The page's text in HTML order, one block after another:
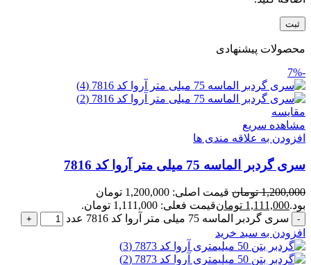
محصولات پیشنهادی
-7%
مقایسه
مشاهده سریع
افزودن به علاقه مندی ها
سری گردبر الماسه 75 میلی متر آروا کد 7816
1,200,000 تومان
قیمت اصلی: 1,200,000 تومان
بود.1,111,000 تومانقیمت فعلی: 1,111,000 تومان.
سری گردبر الماسه 75 میلی متر آروا کد 7816 عدد
افزودن به سبد خرید